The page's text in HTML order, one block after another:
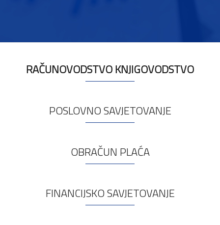
RAČUNOVODSTVO KNJIGOVODSTVO
POSLOVNO SAVJETOVANJE
OBRAČUN PLAĆA
FINANCIJSKO SAVJETOVANJE